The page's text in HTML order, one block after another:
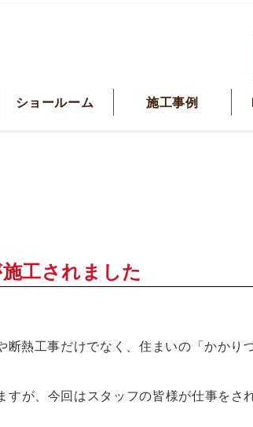
ショールーム 施工事例
工されました
熱工事だけでなく、住まいの「かかり
が、今回はスタッフの皆様が仕事をさ